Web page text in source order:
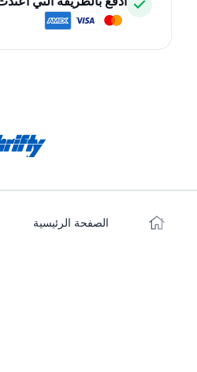
الصفحة الرئيسية